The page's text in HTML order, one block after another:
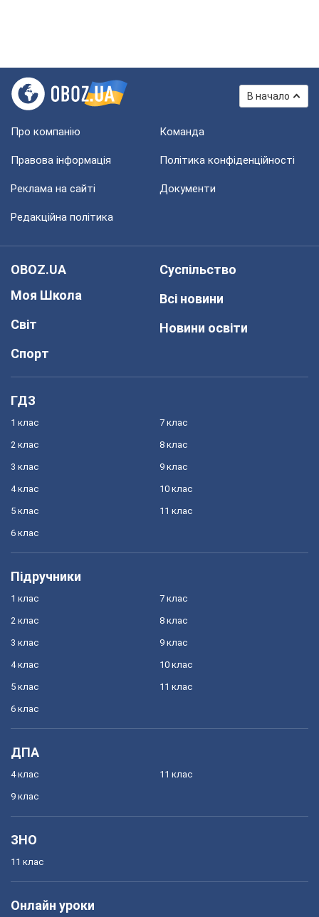
В начало
Про компанію Команда
Правова інформація Політика конфіденційності
Реклама на сайті Документи
Редакційна політика
OBOZ.UA
Моя Школа
Світ
Спорт
Суспільство
Всі новини
Новини освіти
ГДЗ
1 клас
2 клас
3 клас
4 клас
5 клас
6 клас
7 клас
8 клас
9 клас
10 клас
11 клас
Підручники
1 клас
2 клас
3 клас
4 клас
5 клас
6 клас
7 клас
8 клас
9 клас
10 клас
11 клас
ДПА
4 клас
9 клас
11 клас
ЗНО
11 клас
Онлайн уроки